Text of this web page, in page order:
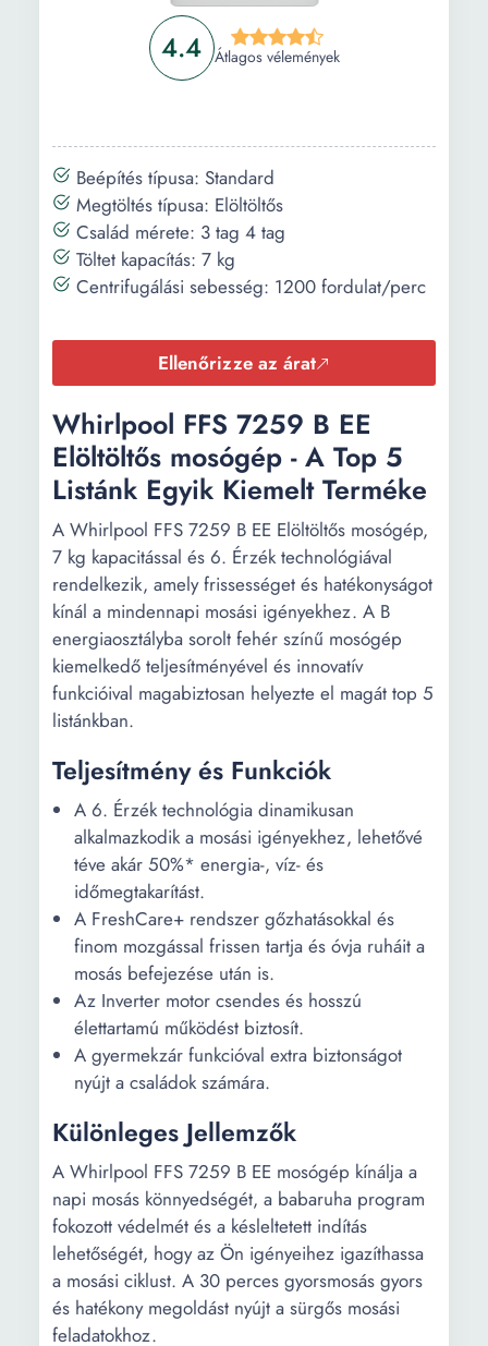
Energiahatékonyság
a legújabb európai
előírások szerint:
E energiaosztály
hatékonyság:
Energiafogyasztás
/ 100 mosás:
70 kWh
Tulajdonság:
Késleltetés Töltetérzékelő
Vízszint szabályozás
figyelés Túlfolyás védelem
Mosási
programok:
Gyapjú Vegyes Pamut
Centrifugálás Babaruha Ing
dobtisztító program Napi
Tollpehely PowerWash 59'
Gyors 20 Öblítés +
Centrifugálás Eco 40-60
Gyapjú/kézi mosás
program
Mosási
programok
száma:
15
Gyorsmosás
hossza:
20 min
Adagolók:
Öblítő Mosószer
Fordulatszámok: 3
ECO program
időtartama:
198 min
4.4 Átlagos vélemények
Beépítés típusa: Standard
Megtöltés típusa: Elöltöltős
Család mérete: 3 tag 4 tag
Töltet kapacítás: 7 kg
Centrifugálási sebesség: 1200 fordulat/perc
Ellenőrizze az árat
Whirlpool FFS 7259 B EE
Elöltöltős mosógép - A Top 5
Listánk Egyik Kiemelt Terméke
A Whirlpool FFS 7259 B EE Elöltöltős mosógép,
7 kg kapacitással és 6. Érzék technológiával
rendelkezik, amely frissességet és hatékonyságot
kínál a mindennapi mosási igényekhez. A B
energiaosztályba sorolt fehér színű mosógép
kiemelkedő teljesítményével és innovatív
funkcióival magabiztosan helyezte el magát top 5
listánkban.
Teljesítmény és Funkciók
A 6. Érzék technológia dinamikusan
alkalmazkodik a mosási igényekhez, lehetővé
téve akár 50%* energia-, víz- és
időmegtakarítást.
A FreshCare+ rendszer gőzhatásokkal és
finom mozgással frissen tartja és óvja ruháit a
mosás befejezése után is.
Az Inverter motor csendes és hosszú
élettartamú működést biztosít.
A gyermekzár funkcióval extra biztonságot
nyújt a családok számára.
Különleges Jellemzők
A Whirlpool FFS 7259 B EE mosógép kínálja a
napi mosás könnyedségét, a babaruha program
fokozott védelmét és a késleltetett indítás
lehetőségét, hogy az Ön igényeihez igazíthassa
a mosási ciklust. A 30 perces gyorsmosás gyors
és hatékony megoldást nyújt a sürgős mosási
feladatokhoz.